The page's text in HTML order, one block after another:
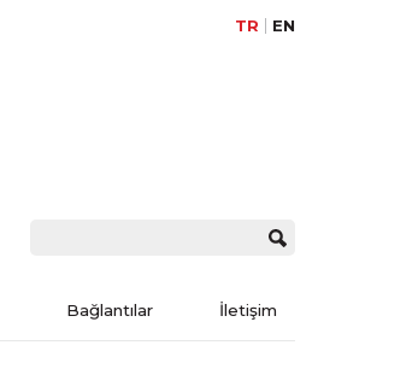
TR EN
Bağlantılar İletişim